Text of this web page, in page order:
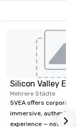
Mehrere Städte
SVEA offers
immersive, authentic
experience — not a